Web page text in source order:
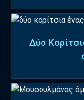
Δύο